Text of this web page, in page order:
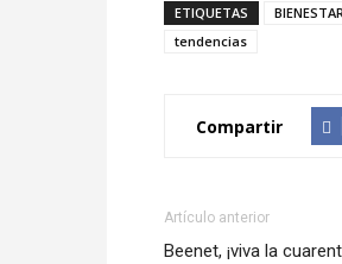
ETIQUETAS
tendencias
Compartir
Artículo anterior
Beenet, ¡viva la